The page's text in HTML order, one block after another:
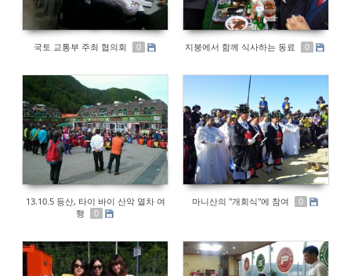
국토 교통부 주최 협의회 0 지붕에서 함께 식사하는 동료 0
13.10.5 등산, 타이 바이 산악 열차 여
행
0
마니산의 "개회식"에 참여 0